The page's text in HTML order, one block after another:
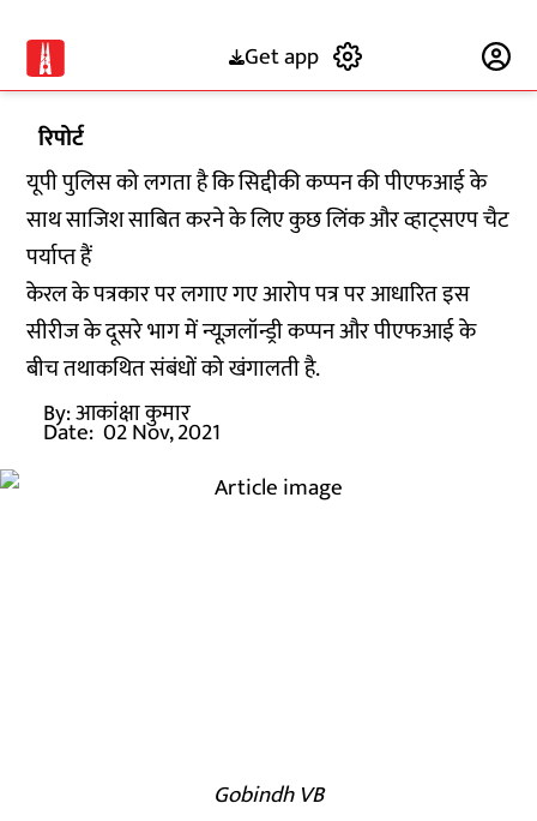
Get app
रिपोर्ट
यूपी पुलिस को लगता है कि सिद्दीकी कप्पन की पीएफआई के
साथ साजिश साबित करने के लिए कुछ लिंक और व्हाट्सएप चैट
पर्याप्त हैं
केरल के पत्रकार पर लगाए गए आरोप पत्र पर आधारित इस
सीरीज के दूसरे भाग में न्यूज़लॉन्ड्री कप्पन और पीएफआई के
बीच तथाकथित संबंधों को खंगालती है.
By:आकांक्षा कुमार
Date: 02 Nov, 2021
Gobindh VB